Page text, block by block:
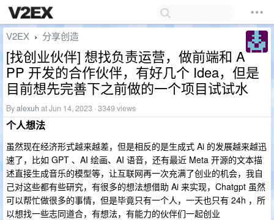
V2EX › 分享创造
[找创业伙伴] 想找负责运营，做前端和 A
PP 开发的合作伙伴，有好几个 Idea，但是
目前想先完善下之前做的一个项目试试水
Byalexuh at Jun 14, 2023 · 3349 views
个人想法
虽然现在经济形式越来越差，但是相反的是生成式 Ai 的发展越来越迅
速了，比如 GPT 、AI 绘画、AI 语音，还有最近 Meta 开源的文本描
述直接生成音乐的模型等，让互联网再一次充满了创业的机会，我自
己对这些都有些研究，有很多的想法想借助 Ai 来实现，Chatgpt 虽然
可以帮忙做很多的事情，但是毕竟只有一个人，一天也只有 24h ，所
以想找一些志同道合，有想法，有能力的伙伴们一起创业